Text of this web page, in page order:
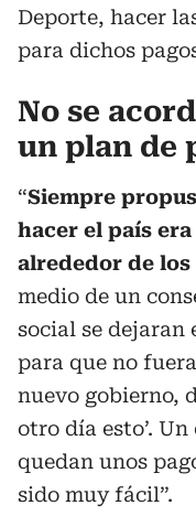
Deporte, hacer
para dichos
No se
un plan de
“Siempre
hacer el país
alrededor de los
medio de un
social se dejaran
para que no
nuevo gobierno,
otro día esto’.
quedan unos
sido muy fácil”.